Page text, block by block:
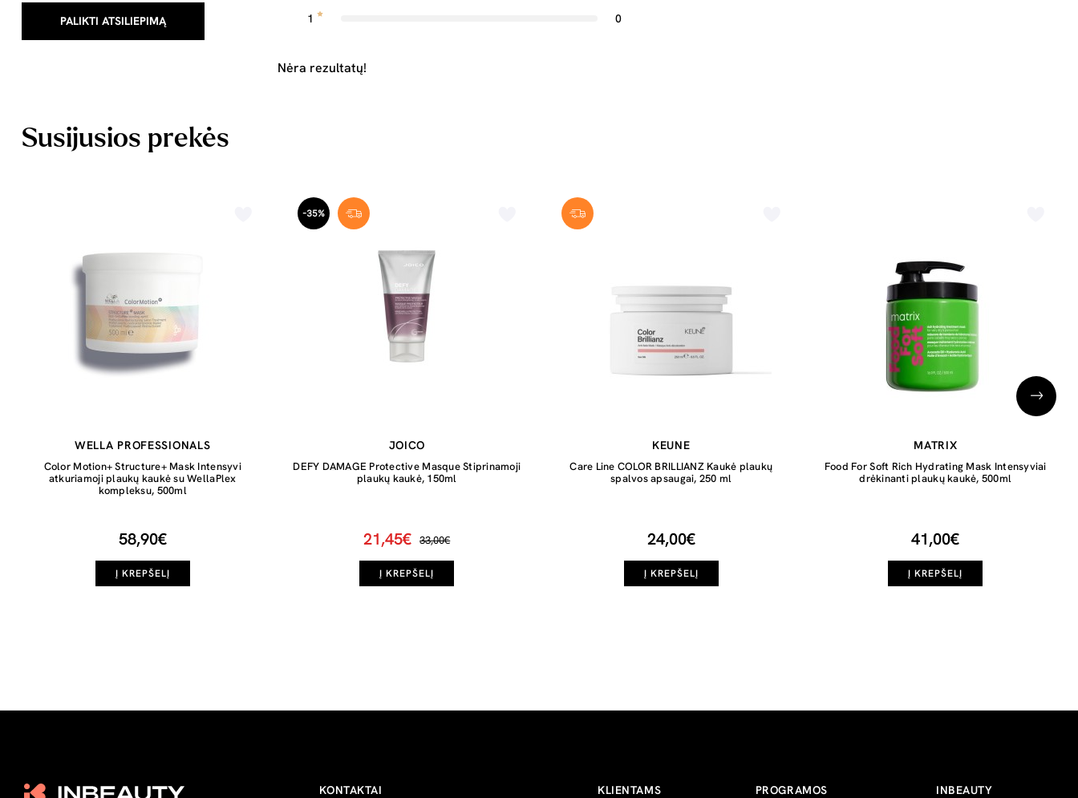
PALIKTI ATSILIEPIMĄ
1
0
Nėra rezultatų!
Susijusios prekės
WELLA PROFESSIONALS
Color Motion+ Structure+ Mask Intensyvi
atkuriamoji plaukų kaukė su WellaPlex
kompleksu, 500ml
58,90€
Į KREPŠELĮ
-35%
JOICO
DEFY DAMAGE Protective Masque Stiprinamoji
plaukų kaukė, 150ml
21,45€ 33,00€
Į KREPŠELĮ
KEUNE
Care Line COLOR BRILLIANZ Kaukė plaukų
spalvos apsaugai, 250 ml
24,00€
Į KREPŠELĮ
MATRIX
Food For Soft Rich Hydrating Mask Intensyviai
drėkinanti plaukų kaukė, 500ml
41,00€
Į KREPŠELĮ
KONTAKTAI KLIENTAMS PROGRAMOS INBEAUTY